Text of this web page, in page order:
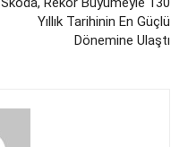
Yıllık Tarihinin En Güçlü
Dönemine Ulaştı